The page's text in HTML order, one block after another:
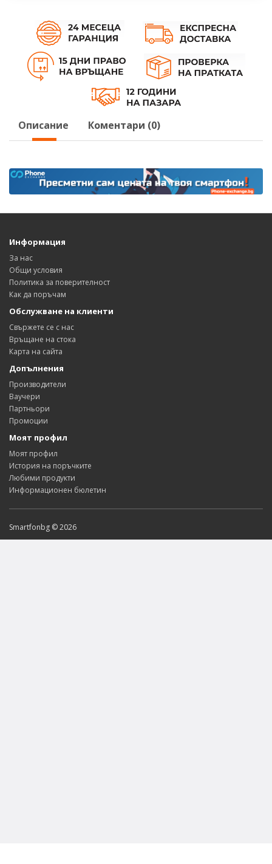
Описание Коментари (0)
Информация
За нас
Общи условия
Политика за поверителност
Как да поръчам
Обслужване на клиенти
Свържете се с нас
Връщане на стока
Карта на сайта
Допълнения
Производители
Ваучери
Партньори
Промоции
Моят профил
Моят профил
История на поръчките
Любими продукти
Информационен бюлетин
Smartfonbg © 2026